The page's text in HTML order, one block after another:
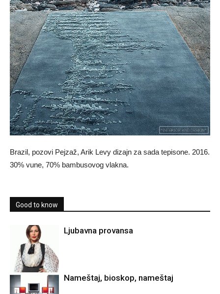
Brazil, pozovi Pejzaž, Arik Levy dizajn za sada tepisone. 2016.
30% vune, 70% bambusovog vlakna.
Good to know
Ljubavna provansa
Nameštaj, bioskop, nameštaj